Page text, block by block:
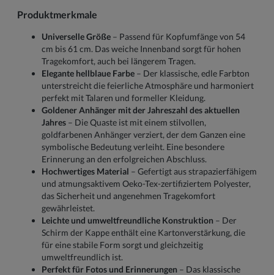
Produktmerkmale
Universelle Größe – Passend für Kopfumfänge von 54
cm bis 61 cm. Das weiche Innenband sorgt für hohen
Tragekomfort, auch bei längerem Tragen.
Elegante hellblaue Farbe – Der klassische, edle Farbton
unterstreicht die feierliche Atmosphäre und harmoniert
perfekt mit Talaren und formeller Kleidung.
Goldener Anhänger mit der Jahreszahl des aktuellen
Jahres – Die Quaste ist mit einem stilvollen,
goldfarbenen Anhänger verziert, der dem Ganzen eine
symbolische Bedeutung verleiht. Eine besondere
Erinnerung an den erfolgreichen Abschluss.
Hochwertiges Material – Gefertigt aus strapazierfähigem
und atmungsaktivem Oeko-Tex-zertifiziertem Polyester,
das Sicherheit und angenehmen Tragekomfort
gewährleistet.
Leichte und umweltfreundliche Konstruktion – Der
Schirm der Kappe enthält eine Kartonverstärkung, die
für eine stabile Form sorgt und gleichzeitig
umweltfreundlich ist.
Perfekt für Fotos und Erinnerungen – Das klassische